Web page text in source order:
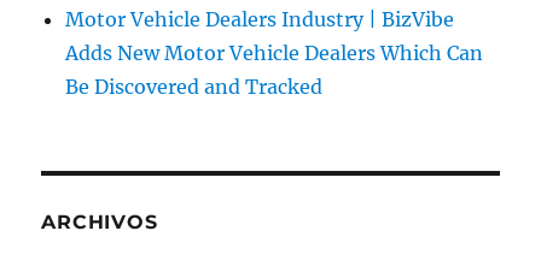
Motor Vehicle Dealers Industry | BizVibe
Adds New Motor Vehicle Dealers Which Can
Be Discovered and Tracked
ARCHIVOS